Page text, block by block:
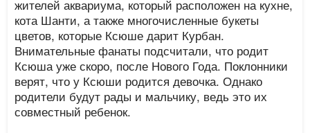
жителей аквариума, который расположен на кухне,
кота Шанти, а также многочисленные букеты
цветов, которые Ксюше дарит Курбан.
Внимательные фанаты подсчитали, что родит
Ксюша уже скоро, после Нового Года. Поклонники
верят, что у Ксюши родится девочка. Однако
родители будут рады и мальчику, ведь это их
совместный ребенок.